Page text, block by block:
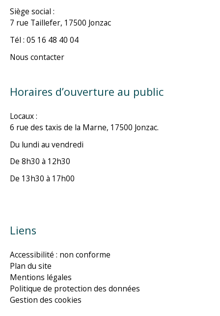
Siège social :
7 rue Taillefer, 17500 Jonzac
Tél : 05 16 48 40 04
Nous contacter
Horaires d’ouverture au public
Locaux :
6 rue des taxis de la Marne, 17500 Jonzac.
Du lundi au vendredi
De 8h30 à 12h30
De 13h30 à 17h00
Liens
Accessibilité : non conforme
Plan du site
Mentions légales
Politique de protection des données
Gestion des cookies